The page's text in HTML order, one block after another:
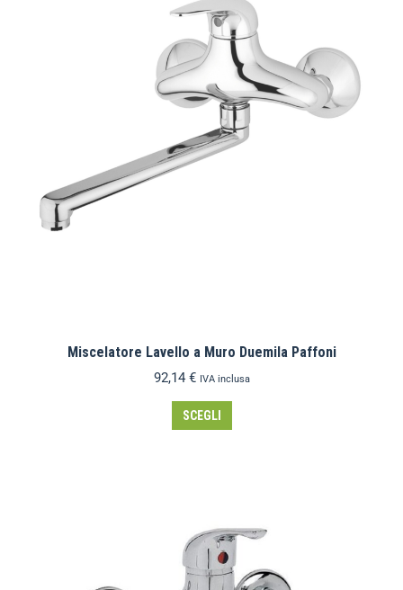
Miscelatore Lavello a Muro Duemila Paffoni
92,14 € IVA inclusa
SCEGLI